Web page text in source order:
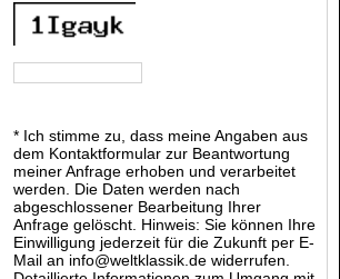
* Ich stimme zu, dass meine Angaben aus
dem Kontaktformular zur Beantwortung
meiner Anfrage erhoben und verarbeitet
werden. Die Daten werden nach
abgeschlossener Bearbeitung Ihrer
Anfrage gelöscht. Hinweis: Sie können Ihre
Einwilligung jederzeit für die Zukunft per E-
Mail an info@weltklassik.de widerrufen.